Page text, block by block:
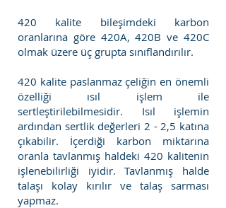
420 kalite bileşimdeki karbon
oranlarına göre 420A, 420B ve 420C
olmak üzere üç grupta sınıflandırılır.
420 kalite paslanmaz çeliğin en önemli
özelliği ısıl işlem ile
sertleştirilebilmesidir. Isıl işlemin
ardından sertlik değerleri 2 - 2,5 katına
çıkabilir. İçerdiği karbon miktarına
oranla tavlanmış haldeki 420 kalitenin
işlenebilirliği iyidir. Tavlanmış halde
talaşı kolay kırılır ve talaş sarması
yapmaz.